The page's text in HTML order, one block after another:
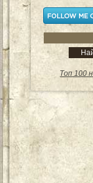
Топ 100